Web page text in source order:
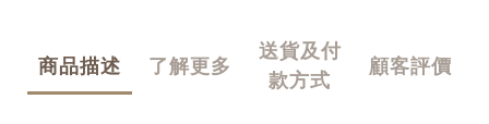
商品描述 了解更多
送貨及付
款方式
顧客評價